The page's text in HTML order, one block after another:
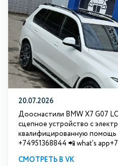
20.07.2026
Дооснастили BMW Х7 G07
сцепное устройство с
квалифицированную помощь
+74951368844 📲 what's
СМОТРЕТЬ В VK